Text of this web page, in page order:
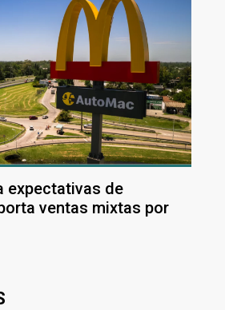
expectativas de
ventas mixtas por